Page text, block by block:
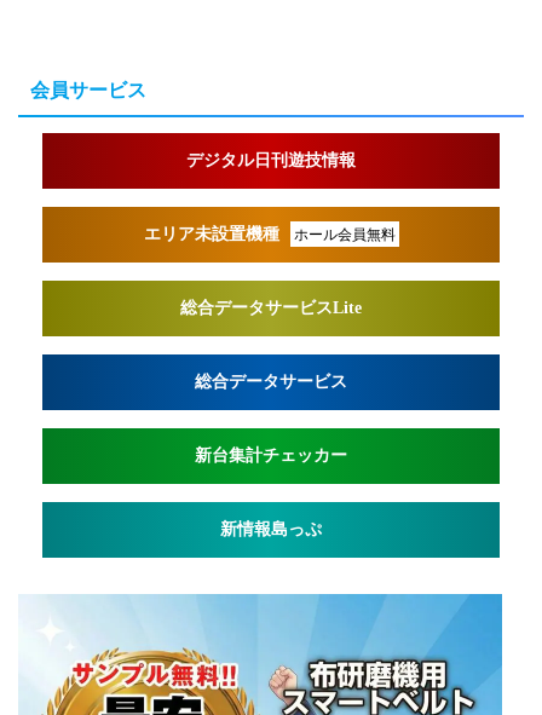
会員サービス
デジタル日刊遊技情報
エリア未設置機種 ホール会員無料
総合データサービスLite
総合データサービス
新台集計チェッカー
新情報島っぷ